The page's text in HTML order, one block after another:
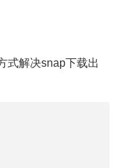
式解决snap下载出